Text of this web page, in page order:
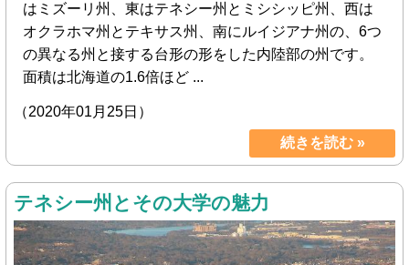
はミズーリ州、東はテネシー州とミシシッピ州、西は
オクラホマ州とテキサス州、南にルイジアナ州の、6つ
の異なる州と接する台形の形をした内陸部の州です。
面積は北海道の1.6倍ほど ...
（2020年01月25日）
続きを読む »
テネシー州とその大学の魅力